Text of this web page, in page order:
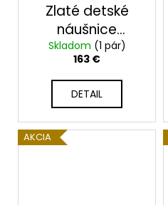
Zlaté detské
náušnice
2319/Z/B
Skladom (1 pár)
163 €
DETAIL
AKCIA